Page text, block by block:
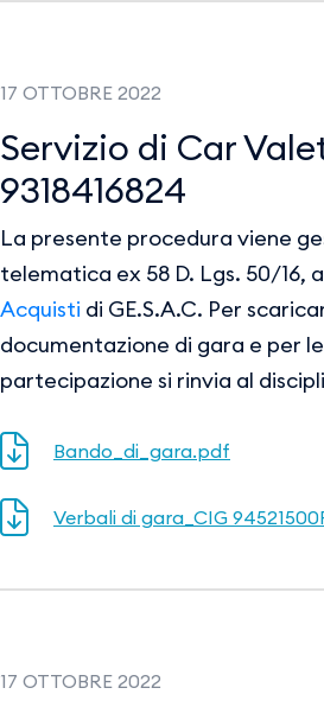
17 OTTOBRE 2022
Servizio di Car
9318416824
La presente procedura viene
telematica ex 58 D. Lgs. 50/16,
Acquisti di GE.S.A.C. Per
documentazione di gara e per
partecipazione si rinvia al
Bando_di_gara.pdf
Verbali di gara_CIG
17 OTTOBRE 2022